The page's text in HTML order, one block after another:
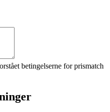
betingelserne for prismatch